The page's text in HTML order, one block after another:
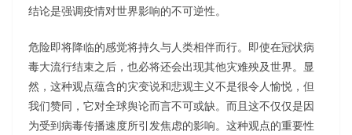
结论是强调疫情对世界影响的不可逆性。
危险即将降临的感觉将持久与人类相伴而行。即使在冠状病
毒大流行结束之后，也必将还会出现其他灾难殃及世界。显
然，这种观点蕴含的灾变说和悲观主义不是很令人愉悦，但
我们赞同，它对全球舆论而言不可或缺。而且这不仅仅是因
为受到病毒传播速度所引发焦虑的影响。这种观点的重要性